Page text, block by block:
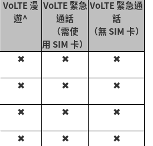
VoLTE漫
遊^
VoLTE 緊急
通話
（需使
用 SIM卡）
VoLTE 緊急通
話
（無 SIM卡）
✖ ✖
✖
✖ ✖
✖
✖ ✖
✖
✖ ✖
✖